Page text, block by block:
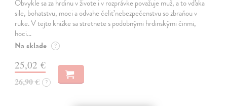
Obvykle sa za hrdinu v živote i v rozprávke považuje muž, a to vďaka
sile, bohatstvu, moci a odvahe čeliť nebezpečenstvu so zbraňou v
ruke. V tejto knižke sa stretnete s podobnými hrdinskými činmi,
hoci…
Na sklade ?
25,02 €
26,90 € ?